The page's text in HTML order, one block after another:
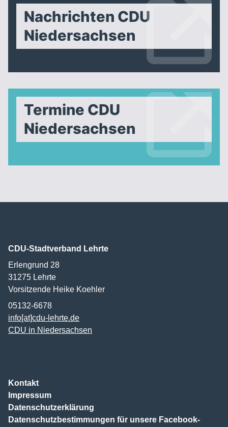
Nachrichten CDU
Niedersachsen
Termine CDU
Niedersachsen
CDU-Stadtverband Lehrte
Erlengrund 28
31275 Lehrte
Vorsitzende Heike Koehler
05132-6678
info[at]cdu-lehrte.de
CDU in Niedersachsen
Kontakt
Impressum
Datenschutzerklärung
Datenschutzbestimmungen für unsere Facebook-